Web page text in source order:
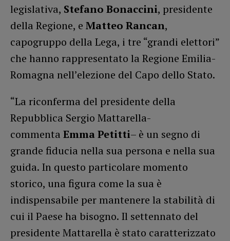
legislativa, Stefano Bonaccini, presidente
della Regione, e Matteo Rancan,
capogruppo della Lega, i tre “grandi elettori”
che hanno rappresentato la Regione Emilia-
Romagna nell’elezione del Capo dello Stato.
“La riconferma del presidente della
Repubblica Sergio Mattarella-
commenta Emma Petitti– è un segno di
grande fiducia nella sua persona e nella sua
guida. In questo particolare momento
storico, una figura come la sua è
indispensabile per mantenere la stabilità di
cui il Paese ha bisogno. Il settennato del
presidente Mattarella è stato caratterizzato